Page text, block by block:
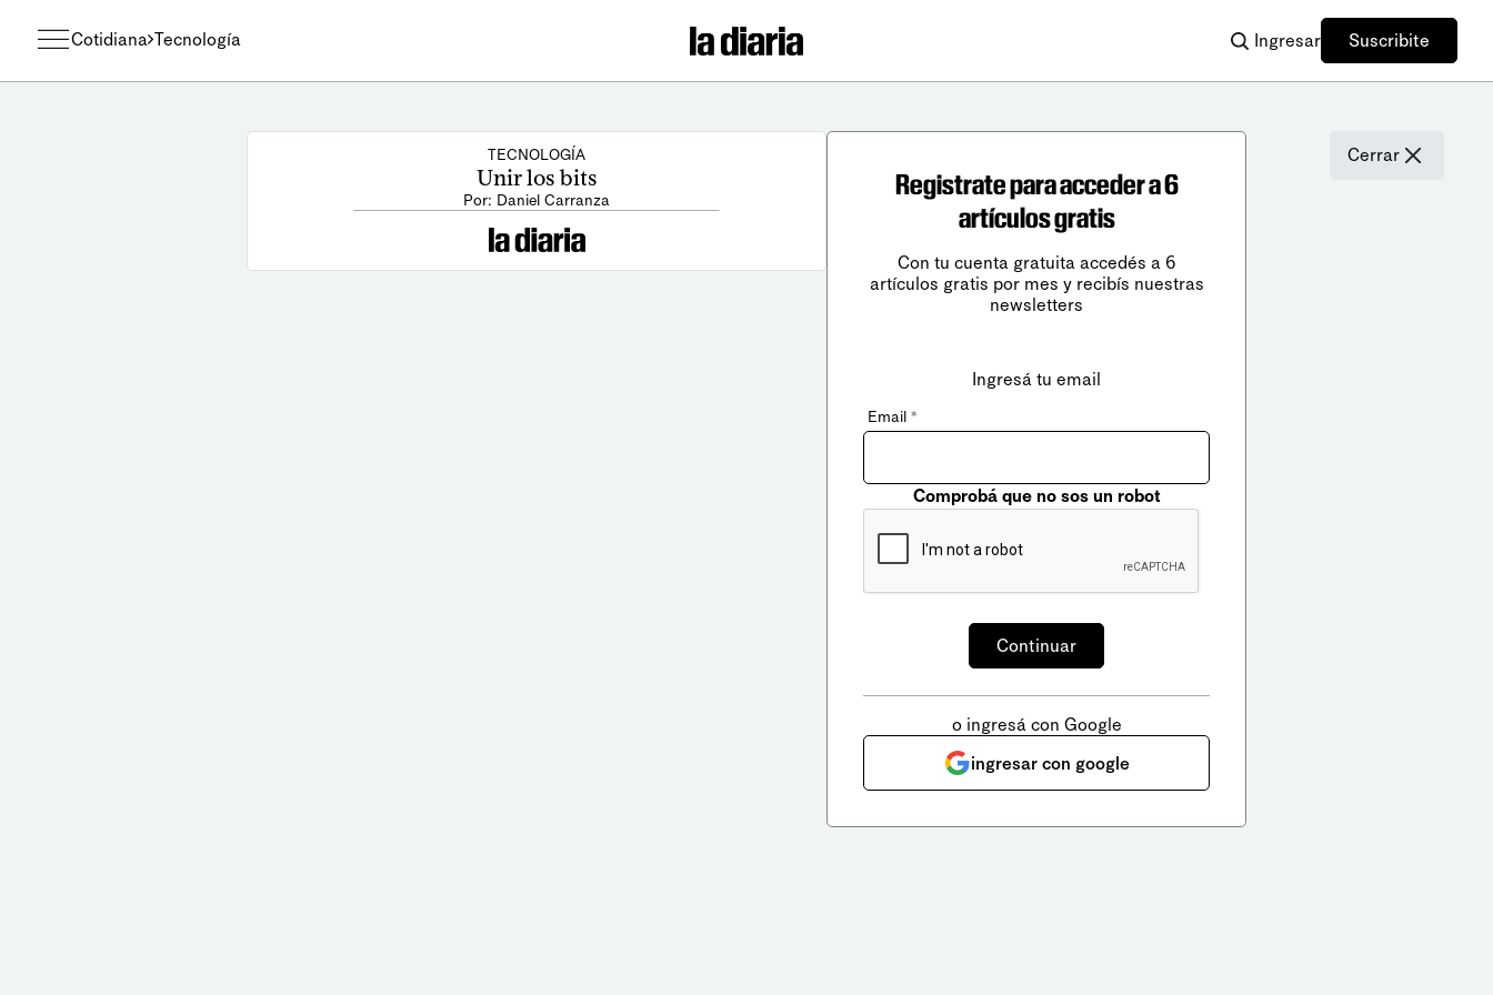
Cotidiana Tecnología Ingresar Suscribite
TECNOLOGÍA
Unir los bits
Por: Daniel Carranza
Cerrar
Registrate para acceder a 6
artículos gratis
Con tu cuenta gratuita accedés a 6
artículos gratis por mes y recibís nuestras
newsletters
Ingresá tu email
Email *
Comprobá que no sos un robot
o ingresá con Google
ingresar con google